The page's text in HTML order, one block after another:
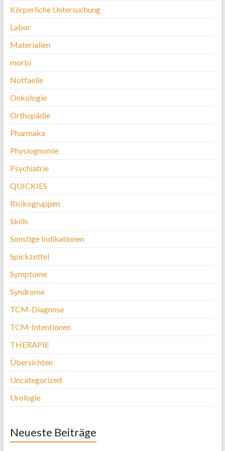
Körperliche Untersuchung
Labor
Materialien
morbi
Notfaelle
Onkologie
Orthopädie
Pharmaka
Physiognomie
Psychiatrie
QUICKIES
Risikogruppen
Skills
Sonstige Indikationen
Spickzettel
Symptome
Syndrome
TCM-Diagnose
TCM-Intentionen
THERAPIE
Übersichten
Uncategorized
Urologie
Neueste Beiträge